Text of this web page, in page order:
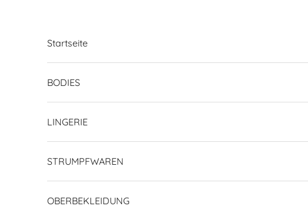
Startseite
BODIES
LINGERIE
STRUMPFWAREN
OBERBEKLEIDUNG